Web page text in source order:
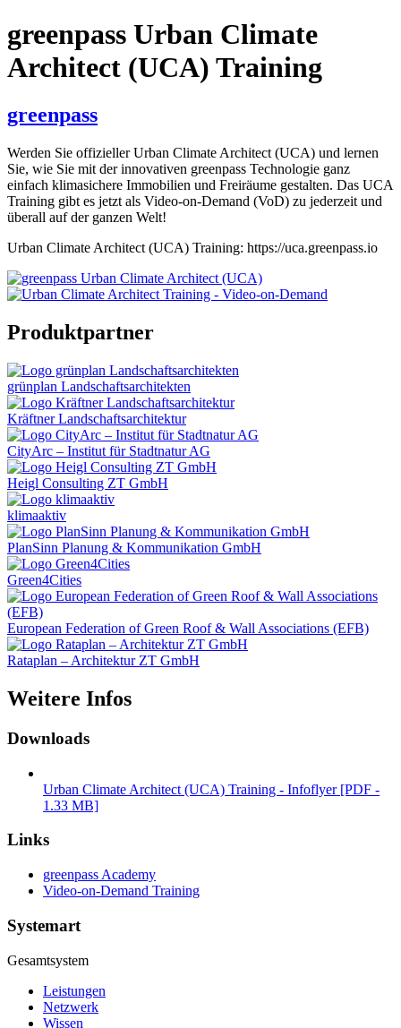
greenpass Urban Climate
Architect (UCA) Training
greenpass
Werden Sie offizieller Urban Climate Architect (UCA) und lernen
Sie, wie Sie mit der innovativen greenpass Technologie ganz
einfach klimasichere Immobilien und Freiräume gestalten. Das UCA
Training gibt es jetzt als Video-on-Demand (VoD) zu jederzeit und
überall auf der ganzen Welt!
Urban Climate Architect (UCA) Training: https://uca.greenpass.io
Produktpartner
grünplan Landschaftsarchitekten
Kräftner Landschaftsarchitektur
CityArc – Institut für Stadtnatur AG
Heigl Consulting ZT GmbH
klimaaktiv
PlanSinn Planung & Kommunikation GmbH
Green4Cities
European Federation of Green Roof & Wall Associations (EFB)
Rataplan – Architektur ZT GmbH
Weitere Infos
Downloads
Urban Climate Architect (UCA) Training - Infoflyer [PDF -
1.33 MB]
Links
greenpass Academy
Video-on-Demand Training
Systemart
Gesamtsystem
Leistungen
Netzwerk
Wissen